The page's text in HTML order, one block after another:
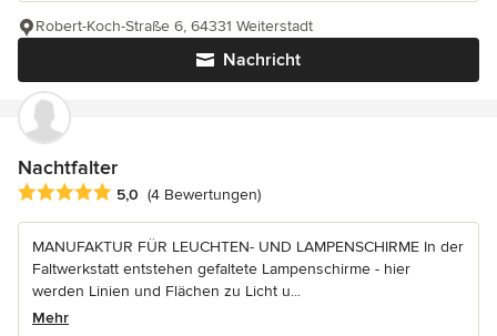
Nachricht
Robert-Koch-Straße 6, 64331 Weiterstadt
Nachtfalter
Durchschnittliche Bewertung: 5 von 5 Sternen
5,0 (4 Bewertungen)
MANUFAKTUR FÜR LEUCHTEN- UND LAMPENSCHIRME In der
Faltwerkstatt entstehen gefaltete Lampenschirme - hier
werden Linien und Flächen zu Licht u...
Mehr